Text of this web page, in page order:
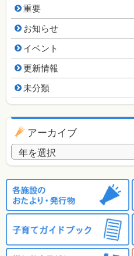
重要
お知らせ
イベント
更新情報
未分類
アーカイブ
アーカイブ